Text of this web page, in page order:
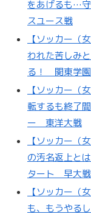
をあげるも…
スユース戦
【ソッカー（
われた苦しみ
る！ 関東学
【ソッカー（
転するも終了
ー 東洋大戦
【ソッカー
の汚名返上と
タート 早大戦
【ソッカー（
も、もうやる